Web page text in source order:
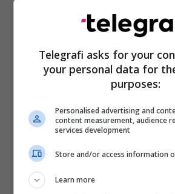
Shpend Ahmeti Halim Halimi
Telegrafi asks for your
your personal data for
purposes:
Personalised advertising and
content measurement, audience
services development
Store and/or access information
Learn more